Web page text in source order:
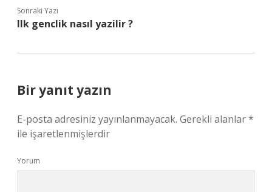
Sonraki Yazı
Ilk genclik nasıl yazilir ?
Bir yanıt yazın
E-posta adresiniz yayınlanmayacak. Gerekli alanlar*
ile işaretlenmişlerdir
Yorum